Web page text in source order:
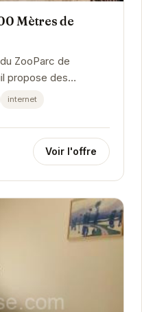
Mètres de
ZooParc de
propose des
bien équipés dans
internet
Voir l'offre